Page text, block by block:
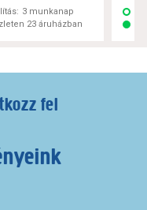
3 munkanap
23 áruházban
fel